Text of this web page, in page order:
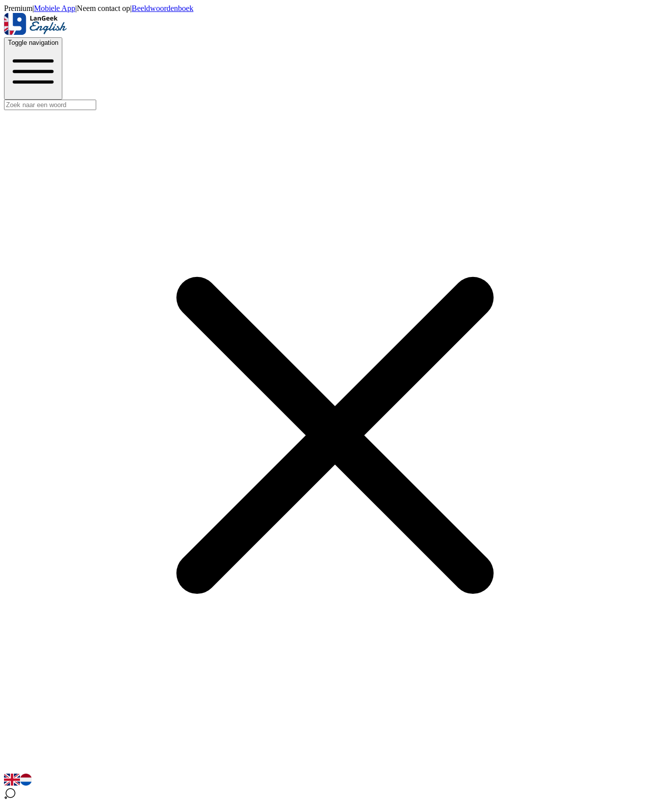
Premium|Mobiele App|Neem contact op|Beeldwoordenboek
Toggle navigation